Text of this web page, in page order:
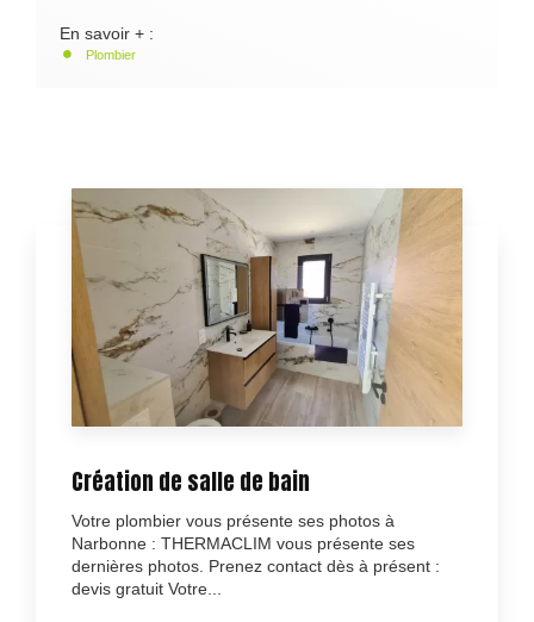
En savoir + :
Plombier
Création de salle de bain
Votre plombier vous présente ses photos à
Narbonne : THERMACLIM vous présente ses
dernières photos. Prenez contact dès à présent :
devis gratuit Votre...